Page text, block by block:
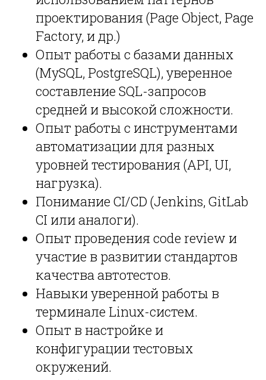
проектирования (Page Object, Page
Factory, и др.)
Опыт работы с базами данных
(MySQL, PostgreSQL), уверенное
составление SQL-запросов
средней и высокой сложности.
Опыт работы с инструментами
автоматизации для разных
уровней тестирования (API, UI,
нагрузка).
Понимание CI/CD (Jenkins, GitLab
CI или аналоги).
Опыт проведения code review и
участие в развитии стандартов
качества автотестов.
Навыки уверенной работы в
терминале Linux-систем.
Опыт в настройке и
конфигурации тестовых
окружений.